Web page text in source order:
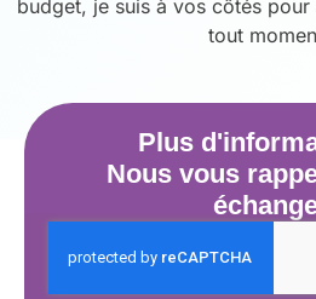
budget, je suis à vos côtés
tout
Plus
Nous vous